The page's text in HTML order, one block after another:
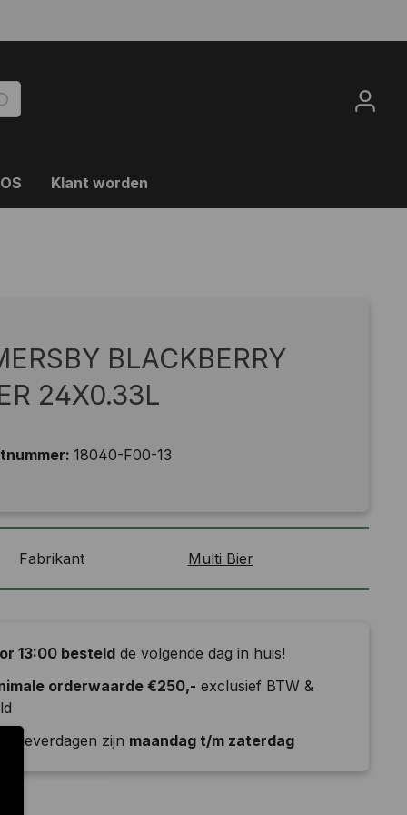
Klant worden
BLACKBERRY
24X0.33L
18040-F00-13
Fabrikant Multi Bier
13:00 besteld de volgende dag in huis!
orderwaarde €250,- exclusief BTW &
leverdagen zijn maandag t/m zaterdag